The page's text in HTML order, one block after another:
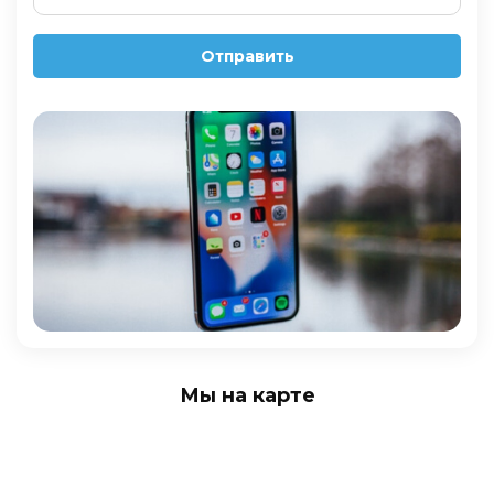
Отправить
Мы на карте